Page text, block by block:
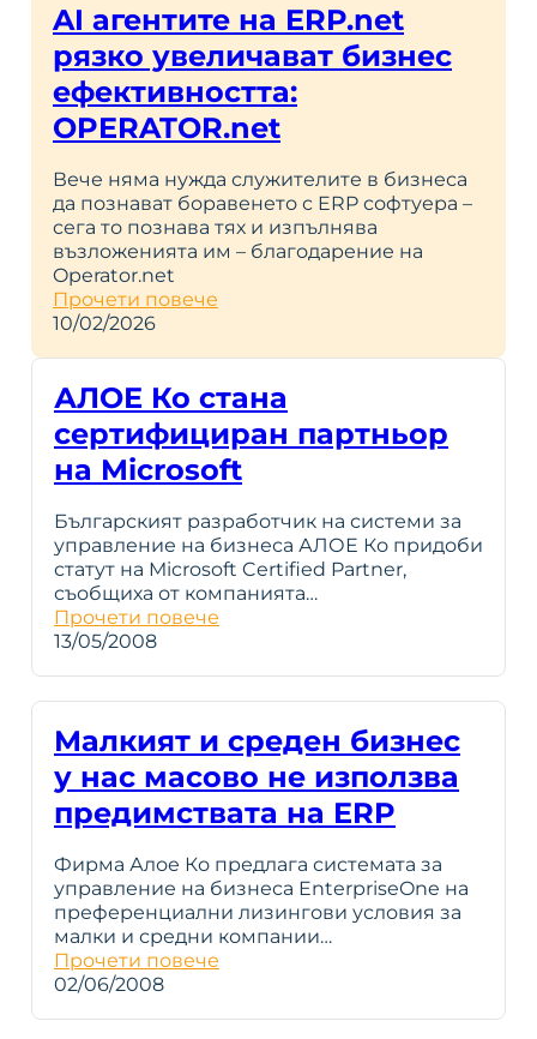
AI агентите на ERP.net
рязко увеличават бизнес
ефективността:
OPERATOR.net
Вече няма нужда служителите в бизнеса
да познават боравенето с ERP софтуера –
сега то познава тях и изпълнява
възложенията им – благодарение на
Operator.net
Прочети повече
10/02/2026
АЛОЕ Ко стана
сертифициран партньор
на Microsoft
Българският разработчик на системи за
управление на бизнеса АЛОЕ Ко придоби
статут на Microsoft Certified Partner,
съобщиха от компанията…
Прочети повече
13/05/2008
Малкият и среден бизнес
у нас масово не използва
предимствата на ERP
Фирма Алое Ко предлага системата за
управление на бизнеса EnterpriseOne на
преференциални лизингови условия за
малки и средни компании…
Прочети повече
02/06/2008